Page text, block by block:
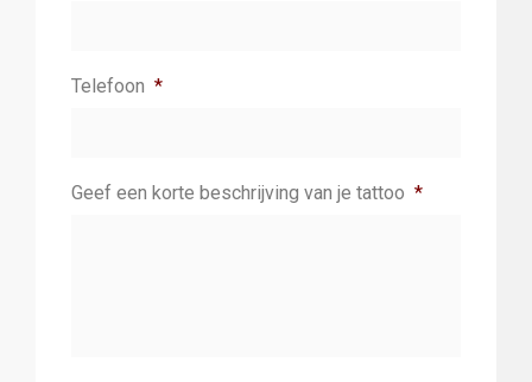
Telefoon *
Geef een korte beschrijving van je tattoo *